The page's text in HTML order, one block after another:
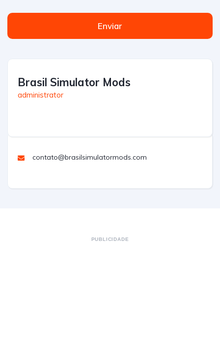
Enviar
Brasil Simulator Mods
administrator
contato@brasilsimulatormods.com
PUBLICIDADE